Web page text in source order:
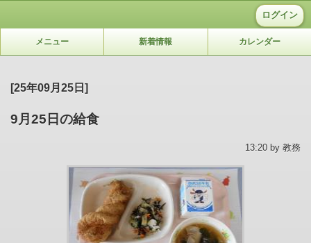
ログイン
メニュー 新着情報 カレンダー
[25年09月25日]
9月25日の給食
13:20 by 教務